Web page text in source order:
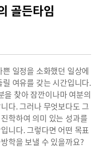
골든타임
일정을 소화했던 일상에
여유를 갖는 시간입니다.
을 찾아 잠깐이나마 여분의
다. 그러나 무엇보다도 그
학하여 의미 있는 성과를
니다. 그렇다면 어떤 목표
학을 보낼 수 있을까요?